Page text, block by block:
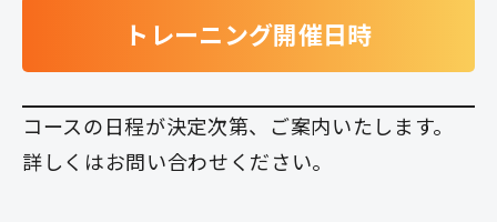
トレーニング開催日時
コースの日程が決定次第、ご案内いたします。
詳しくはお問い合わせください。